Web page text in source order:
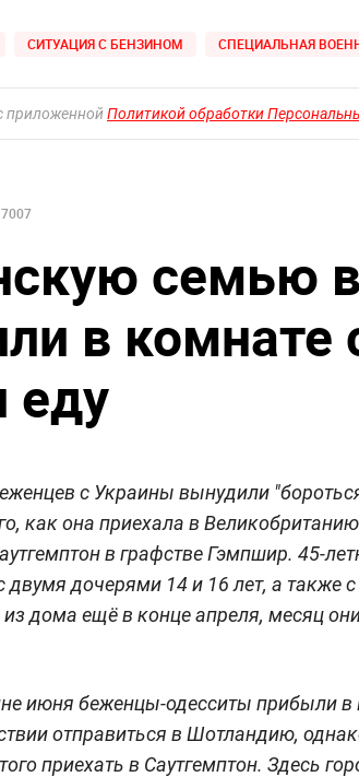
СИТУАЦИЯ С БЕНЗИНОМ СПЕЦИАЛЬНАЯ
приложеннойПолитикой обработки
7007
семью
в комнате
еду
с Украины вынудили
как она приехала в
в графстве Гэмпшир. 45-
двумя дочерями 14 и 16 лет, а также
дома ещё в конце апреля, месяц
июня беженцы-одесситы прибыли в
отправиться в Шотландию,
приехать в Саутгемптон. Здесь